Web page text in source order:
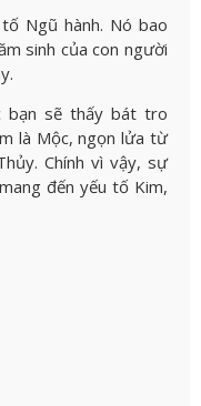
Ngũ hành. Nó bao
sinh của con người
bạn sẽ thấy bát tro
là Mộc, ngọn lửa từ
Chính vì vậy, sự
mang đến yếu tố Kim,